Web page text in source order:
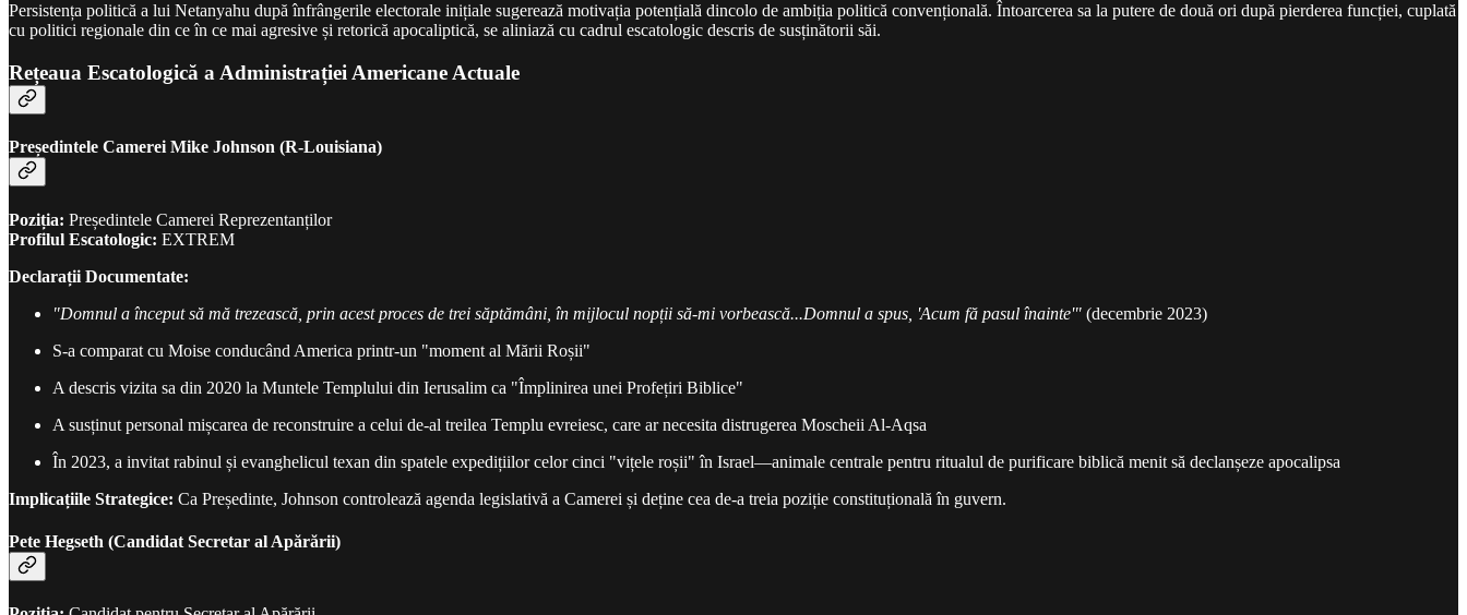
Persistența politică a lui Netanyahu după înfrângerile electorale inițiale sugerează motivația potențială dincolo de ambiția politică convențională. Întoarcerea sa la putere de două ori după pierderea funcției, cuplată
cu politici regionale din ce în ce mai agresive și retorică apocaliptică, se aliniază cu cadrul escatologic descris de susținătorii săi.
Rețeaua Escatologică a Administrației Americane Actuale
Președintele Camerei Mike Johnson (R-Louisiana)
Poziția: Președintele Camerei Reprezentanților
Profilul Escatologic: EXTREM
Declarații Documentate:
"Domnul a început să mă trezească, prin acest proces de trei săptămâni, în mijlocul nopții să-mi vorbească...Domnul a spus, 'Acum fă pasul înainte'" (decembrie 2023)
S-a comparat cu Moise conducând America printr-un "moment al Mării Roșii"
A descris vizita sa din 2020 la Muntele Templului din Ierusalim ca "Împlinirea unei Profețiri Biblice"
A susținut personal mișcarea de reconstruire a celui de-al treilea Templu evreiesc, care ar necesita distrugerea Moscheii Al-Aqsa
În 2023, a invitat rabinul și evanghelicul texan din spatele expedițiilor celor cinci "vițele roșii" în Israel—animale centrale pentru ritualul de purificare biblică menit să declanșeze apocalipsa
Implicațiile Strategice: Ca Președinte, Johnson controlează agenda legislativă a Camerei și deține cea de-a treia poziție constituțională în guvern.
Pete Hegseth (Candidat Secretar al Apărării)